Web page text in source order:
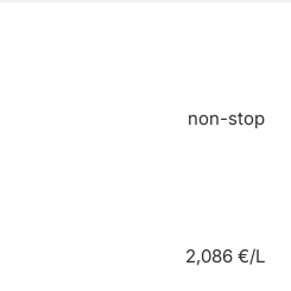
non-stop
2,086 €/L